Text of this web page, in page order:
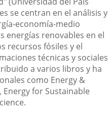
se centran en el análisis y
economía-medio
energías renovables en el
recursos fósiles y el
técnicas y sociales
a varios libros y ha
como Energy &
Energy for Sustainable